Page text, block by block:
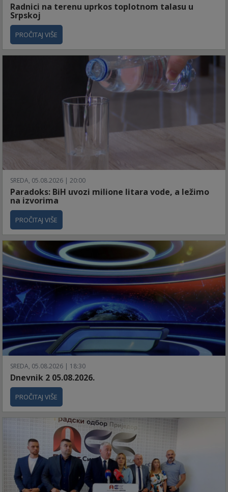
Radnici na terenu uprkos toplotnom talasu u
Srpskoj
PROČITAJ VIŠE
SREDA, 05.08.2026 | 20:00
Paradoks: BiH uvozi milione litara vode, a ležimo
na izvorima
PROČITAJ VIŠE
SREDA, 05.08.2026 | 18:30
Dnevnik 2 05.08.2026.
PROČITAJ VIŠE